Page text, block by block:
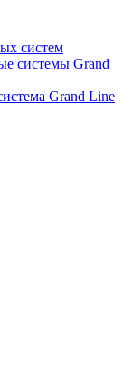
систем
системы Grand
Grand Line